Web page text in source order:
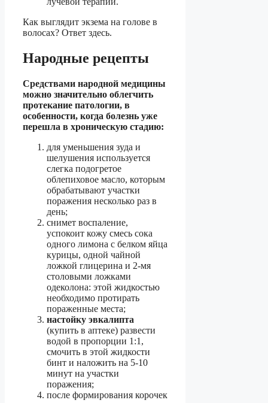
Как выглядит экзема на голове в
волосах? Ответ здесь.
Народные рецепты
Средствами народной медицины
можно значительно облегчить
протекание патологии, в
особенности, когда болезнь уже
перешла в хроническую стадию:
для уменьшения зуда и
шелушения используется
слегка подогретое
облепиховое масло, которым
обрабатывают участки
поражения несколько раз в
день;
снимет воспаление,
успокоит кожу смесь сока
одного лимона с белком яйца
курицы, одной чайной
ложкой глицерина и 2-мя
столовыми ложками
одеколона: этой жидкостью
необходимо протирать
пораженные места;
настойку эвкалипта
(купить в аптеке) развести
водой в пропорции 1:1,
смочить в этой жидкости
бинт и наложить на 5-10
минут на участки
поражения;
после формирования корочек